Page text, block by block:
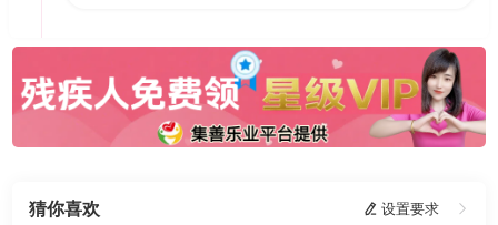
猜你喜欢  设置要求 